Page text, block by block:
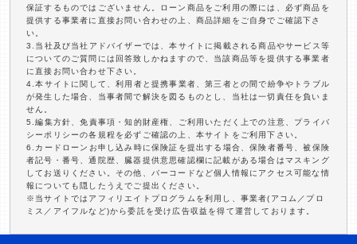
保証するものではございません。ローン商品をご利用の際には、必ず商品を
提供する事業者に直接お問い合わせの上、商品詳細をご自身でご確認下さ
い。
3.当社及び当社アドバイザーでは、本サイトに掲載される商品やサービス等
についてのご質問には回答致しかねますので、当該商品等を提供する事業者
に直接お問い合わせ下さい。
4.本サイトに関して、利用者と提携事業者、第三者との間で紛争やトラブル
が発生した場合、当事者間で解決を図るものとし、当社は一切責任を負いま
せん。
5.編集方針、免責事項・知的財産権、ご利用いただく上での注意、プライバ
シーポリシーの各規程を必ずご確認の上、本サイトをご利用下さい。
6.カードローンお申し込み時に保険証を提出する場合、保険者番号、被保険
者記号・番号、通院歴、臓器提供意思確認欄に記載がある場合はマスキング
してお送りください。その他、バーコードなど個人情報にアクセス可能な情
報についても隠したうえでご提出ください。
※当サイトではアフィリエイトプログラムを利用し、事業者(アコム／プロ
ミス／アイフルなど)から委託を受け広告収益を得て運営しております。